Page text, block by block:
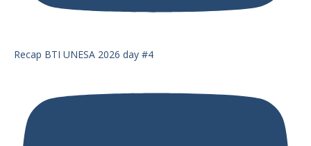
Recap BTI UNESA 2026 day #4